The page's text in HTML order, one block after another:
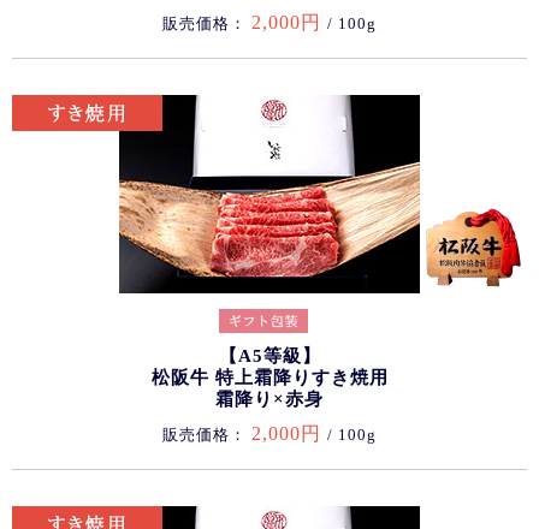
販売価格： 2,000円 / 100g
【A5等級】
松阪牛 特上霜降りすき焼用
霜降り×赤身
販売価格： 2,000円 / 100g